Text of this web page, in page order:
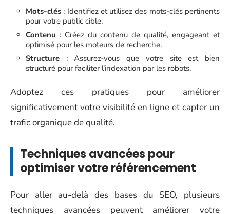
Mots-clés : Identifiez et utilisez des mots-clés pertinents
pour votre public cible.
Contenu : Créez du contenu de qualité, engageant et
optimisé pour les moteurs de recherche.
Structure : Assurez-vous que votre site est bien
structuré pour faciliter l’indexation par les robots.
Adoptez ces pratiques pour améliorer
significativement votre visibilité en ligne et capter un
trafic organique de qualité.
Techniques avancées pour
optimiser votre référencement
Pour aller au-delà des bases du SEO, plusieurs
techniques avancées peuvent améliorer votre